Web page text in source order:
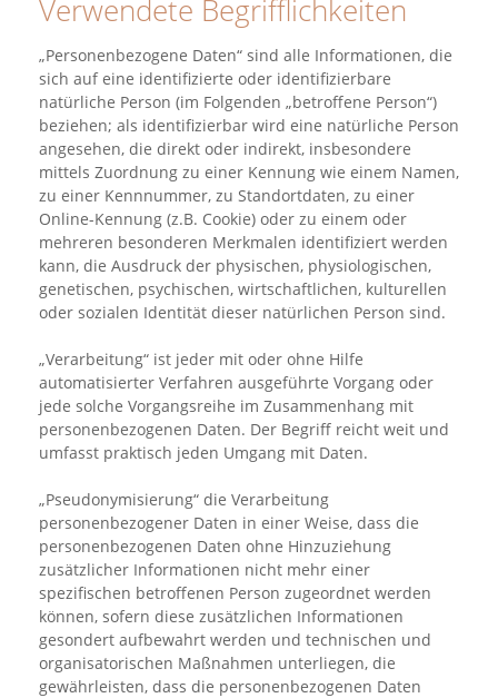
Verwendete Begrifflichkeiten
„Personenbezogene Daten“ sind alle Informationen, die
sich auf eine identifizierte oder identifizierbare
natürliche Person (im Folgenden „betroffene Person“)
beziehen; als identifizierbar wird eine natürliche Person
angesehen, die direkt oder indirekt, insbesondere
mittels Zuordnung zu einer Kennung wie einem Namen,
zu einer Kennnummer, zu Standortdaten, zu einer
Online-Kennung (z.B. Cookie) oder zu einem oder
mehreren besonderen Merkmalen identifiziert werden
kann, die Ausdruck der physischen, physiologischen,
genetischen, psychischen, wirtschaftlichen, kulturellen
oder sozialen Identität dieser natürlichen Person sind.
„Verarbeitung“ ist jeder mit oder ohne Hilfe
automatisierter Verfahren ausgeführte Vorgang oder
jede solche Vorgangsreihe im Zusammenhang mit
personenbezogenen Daten. Der Begriff reicht weit und
umfasst praktisch jeden Umgang mit Daten.
„Pseudonymisierung“ die Verarbeitung
personenbezogener Daten in einer Weise, dass die
personenbezogenen Daten ohne Hinzuziehung
zusätzlicher Informationen nicht mehr einer
spezifischen betroffenen Person zugeordnet werden
können, sofern diese zusätzlichen Informationen
gesondert aufbewahrt werden und technischen und
organisatorischen Maßnahmen unterliegen, die
gewährleisten, dass die personenbezogenen Daten